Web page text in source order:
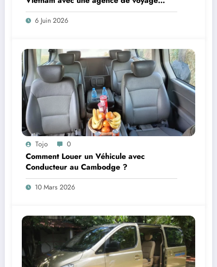
locale
6 Juin 2026
Tojo 0
Comment Louer un Véhicule avec
Conducteur au Cambodge ?
10 Mars 2026